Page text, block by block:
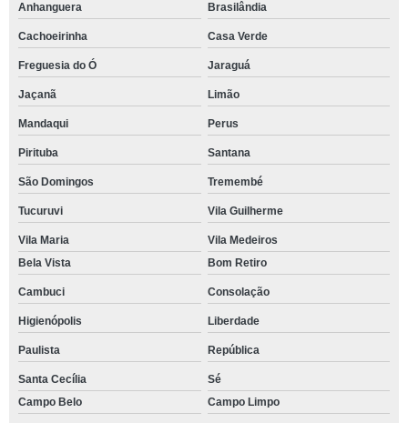
Anhanguera
Brasilândia
Cachoeirinha Casa Verde
Freguesia do Ó Jaraguá
Jaçanã Limão
Mandaqui Perus
Pirituba Santana
São Domingos Tremembé
Tucuruvi Vila Guilherme
Vila Maria
Vila Medeiros
Bela Vista
Bom Retiro
Cambuci Consolação
Higienópolis Liberdade
Paulista República
Santa Cecília
Sé
Campo Belo
Campo Limpo